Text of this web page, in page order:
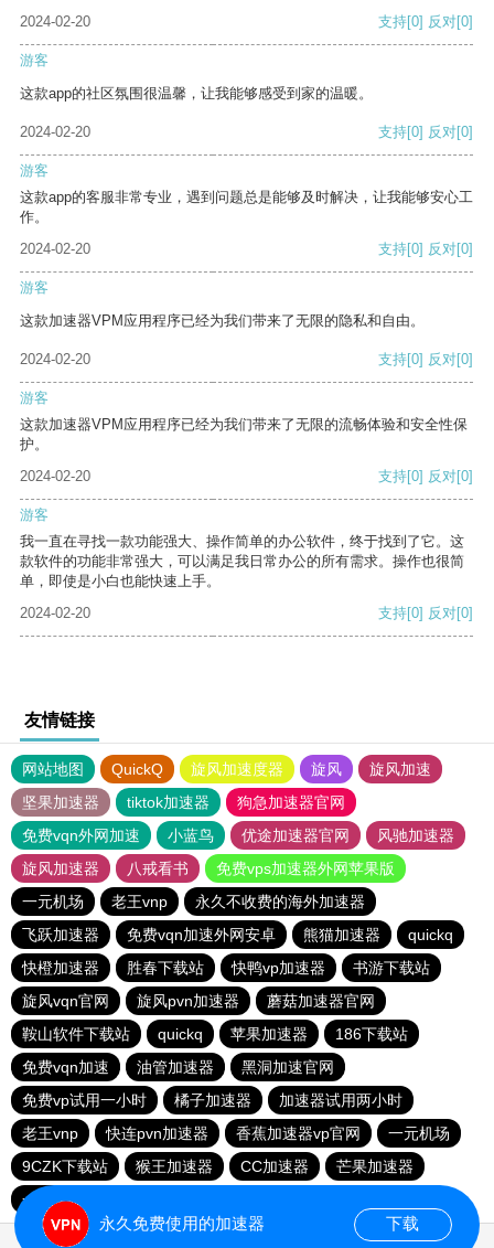
2024-02-20
支持[0] 反对[0]
游客
这款app的社区氛围很温馨，让我能够感受到家的温暖。
2024-02-20 支持[0] 反对[0]
游客
这款app的客服非常专业，遇到问题总是能够及时解决，让我能够安心工
作。
2024-02-20
支持[0] 反对[0]
游客
这款加速器VPM应用程序已经为我们带来了无限的隐私和自由。
2024-02-20 支持[0] 反对[0]
游客
这款加速器VPM应用程序已经为我们带来了无限的流畅体验和安全性保
护。
2024-02-20
支持[0] 反对[0]
游客
我一直在寻找一款功能强大、操作简单的办公软件，终于找到了它。这
款软件的功能非常强大，可以满足我日常办公的所有需求。操作也很简
单，即使是小白也能快速上手。
2024-02-20
支持[0] 反对[0]
友情链接
网站地图 QuickQ 旋风加速度器 旋风
旋风加速
坚果加速器
tiktok加速器
狗急加速器官网
免费vqn外网加速
小蓝鸟 优途加速器官网
风驰加速器
旋风加速器
八戒看书
免费vps加速器外网苹果版
一元机场
老王vnp
永久不收费的海外加速器
飞跃加速器
免费vqn加速外网安卓 熊猫加速器
quickq
快橙加速器
胜春下载站 快鸭vp加速器
书游下载站
旋风vqn官网
旋风pvn加速器
蘑菇加速器官网
鞍山软件下载站
quickq 苹果加速器
186下载站
免费vqn加速
油管加速器
黑洞加速官网
免费vp试用一小时
橘子加速器
加速器试用两小时
老王vnp
快连pvn加速器 香蕉加速器vp官网
一元机场
9CZK下载站
猴王加速器 CC加速器
芒果加速器
一元机场
永久免费使用的加速器 下载